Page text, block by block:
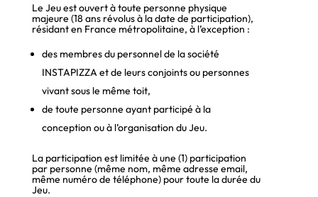
Le Jeu est ouvert à toute personne physique
majeure (18 ans révolus à la date de participation),
résidant en France métropolitaine, à l’exception :
des membres du personnel de la société
INSTAPIZZA et de leurs conjoints ou personnes
vivant sous le même toit,
de toute personne ayant participé à la
conception ou à l’organisation du Jeu.
La participation est limitée à une (1) participation
par personne (même nom, même adresse email,
même numéro de téléphone) pour toute la durée du
Jeu.